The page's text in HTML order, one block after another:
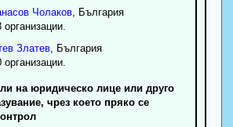
Чолаков, България
Златев, България
на юридическо лице или друго
чрез което пряко се